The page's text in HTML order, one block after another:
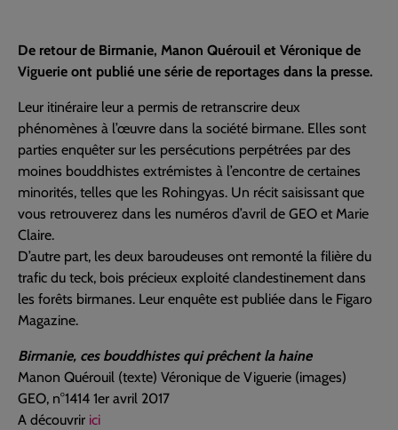
De retour de Birmanie, Manon Quérouil et Véronique de
Viguerie ont publié une série de reportages dans la presse.
Leur itinéraire leur a permis de retranscrire deux
phénomènes à l’œuvre dans la société birmane. Elles sont
parties enquêter sur les persécutions perpétrées par des
moines bouddhistes extrémistes à l’encontre de certaines
minorités, telles que les Rohingyas. Un récit saisissant que
vous retrouverez dans les numéros d’avril de GEO et Marie
Claire.
D’autre part, les deux baroudeuses ont remonté la filière du
trafic du teck, bois précieux exploité clandestinement dans
les forêts birmanes. Leur enquête est publiée dans le Figaro
Magazine.
Birmanie, ces bouddhistes qui prêchent la haine
Manon Quérouil (texte) Véronique de Viguerie (images)
GEO, n°1414 1er avril 2017
A découvrir ici